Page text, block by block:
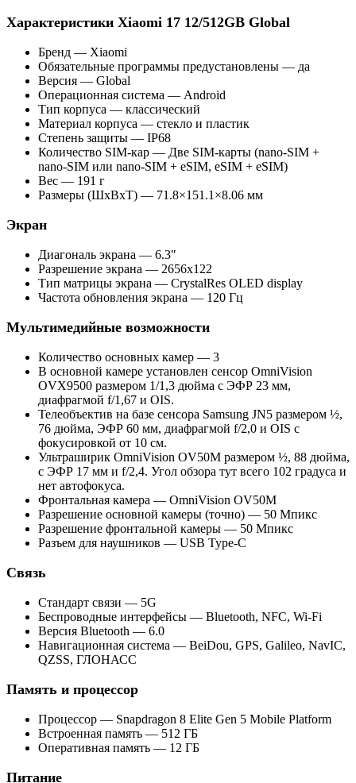
Характеристики Xiaomi 17 12/512GB Global
Бренд — Xiaomi
Обязательные программы предустановлены — да
Версия — Global
Операционная система — Android
Тип корпуса — классический
Материал корпуса — стекло и пластик
Степень защиты — IP68
Количество SIM-кар — Две SIM-карты (nano-SIM +
nano-SIM или nano-SIM + eSIM, eSIM + eSIM)
Вес — 191 г
Размеры (ШxВxТ) — 71.8×151.1×8.06 мм
Экран
Диагональ экрана — 6.3″
Разрешение экрана — 2656х122
Тип матрицы экрана — CrystalRes OLED display
Частота обновления экрана — 120 Гц
Мультимедийные возможности
Количество основных камер — 3
В основной камере установлен сенсор OmniVision
OVX9500 размером 1/1,3 дюйма с ЭФР 23 мм,
диафрагмой f/1,67 и OIS.
Телеобъектив на базе сенсора Samsung JN5 размером ½,
76 дюйма, ЭФР 60 мм, диафрагмой f/2,0 и OIS с
фокусировкой от 10 см.
Ультраширик OmniVision OV50M размером ½, 88 дюйма,
с ЭФР 17 мм и f/2,4. Угол обзора тут всего 102 градуса и
нет автофокуса.
Фронтальная камера — OmniVision OV50M
Разрешение основной камеры (точно) — 50 Мпикс
Разрешение фронтальной камеры — 50 Мпикс
Разъем для наушников — USB Type-C
Связь
Стандарт связи — 5G
Беспроводные интерфейсы — Bluetooth, NFC, Wi-Fi
Версия Bluetooth — 6.0
Навигационная система — BeiDou, GPS, Galileo, NavIC,
QZSS, ГЛОНАСС
Память и процессор
Процессор — Snapdragon 8 Elite Gen 5 Mobile Platform
Встроенная память — 512 ГБ
Оперативная память — 12 ГБ
Питание